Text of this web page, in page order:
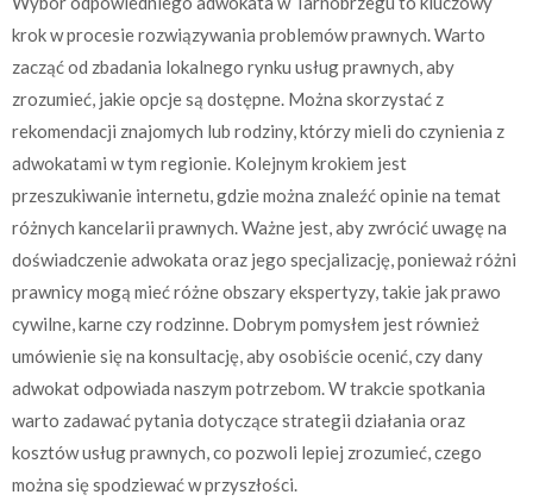
krok w procesie rozwiązywania problemów prawnych. Warto
zacząć od zbadania lokalnego rynku usług prawnych, aby
zrozumieć, jakie opcje są dostępne. Można skorzystać z
rekomendacji znajomych lub rodziny, którzy mieli do czynienia z
adwokatami w tym regionie. Kolejnym krokiem jest
przeszukiwanie internetu, gdzie można znaleźć opinie na temat
różnych kancelarii prawnych. Ważne jest, aby zwrócić uwagę na
doświadczenie adwokata oraz jego specjalizację, ponieważ różni
prawnicy mogą mieć różne obszary ekspertyzy, takie jak prawo
cywilne, karne czy rodzinne. Dobrym pomysłem jest również
umówienie się na konsultację, aby osobiście ocenić, czy dany
adwokat odpowiada naszym potrzebom. W trakcie spotkania
warto zadawać pytania dotyczące strategii działania oraz
kosztów usług prawnych, co pozwoli lepiej zrozumieć, czego
można się spodziewać w przyszłości.